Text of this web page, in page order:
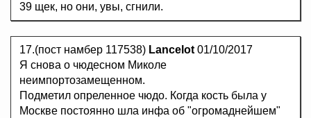
39 щек, но они, увы, сгнили.
17.(пост намбер 117538) Lancelot 01/10/2017
Я снова о чюдесном Миколе
неимпортозамещенном.
Подметил опреленное чюдо. Когда кость была у
Москве постоянно шла инфа об "огромаднейшем"